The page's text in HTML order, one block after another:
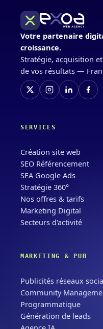
Votre partenaire
croissance.
Stratégie, acquisition
de vos résultats —
SERVICES
Création site web
SEO Référencement
SEA Google Ads
Stratégie 360°
Nos offres & tarifs
Marketing Digital
Secteurs d'activité
MARKETING & PUB
Publicités réseaux
Community
Programmatique
Génération de leads